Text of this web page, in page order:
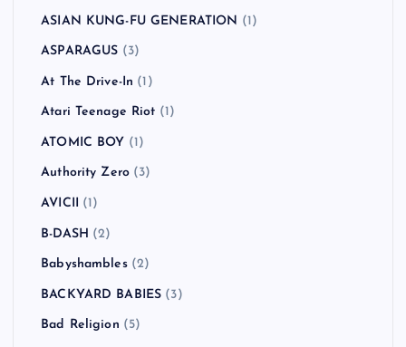
ASIAN KUNG-FU GENERATION (1)
ASPARAGUS (3)
At The Drive-In (1)
Atari Teenage Riot (1)
ATOMIC BOY (1)
Authority Zero (3)
AVICII (1)
B-DASH (2)
Babyshambles(2)
BACKYARD BABIES (3)
Bad Religion (5)